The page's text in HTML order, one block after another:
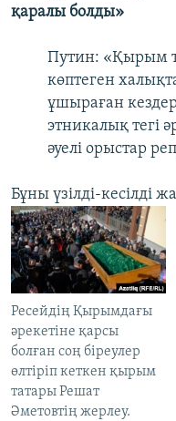
қаралы болды»
Путин: «Қырым
көптеген
ұшыраған
этникалық тегі
әуелі орыстар
Бұны үзілді-кесілді
Ресейдің Қырымдағы
әрекетіне қарсы
болған соң біреулер
өлтіріп кеткен қырым
татары Решат
Әметовтің жерлеу.